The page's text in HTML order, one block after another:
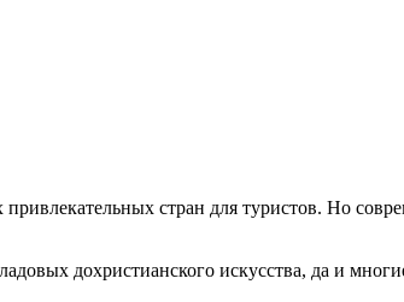
стран для туристов. Но
дохристианского искусства, да и